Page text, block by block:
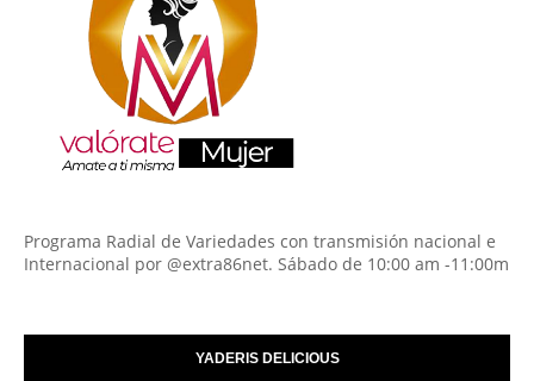
Programa Radial de Variedades con transmisión nacional e
Internacional por @extra86net. Sábado de 10:00 am -11:00m
YADERIS DELICIOUS